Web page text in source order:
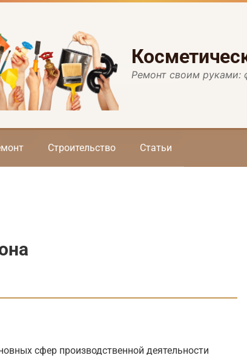
Ремонт своим руками:
Строительство Статьи
сфер производственной деятельности